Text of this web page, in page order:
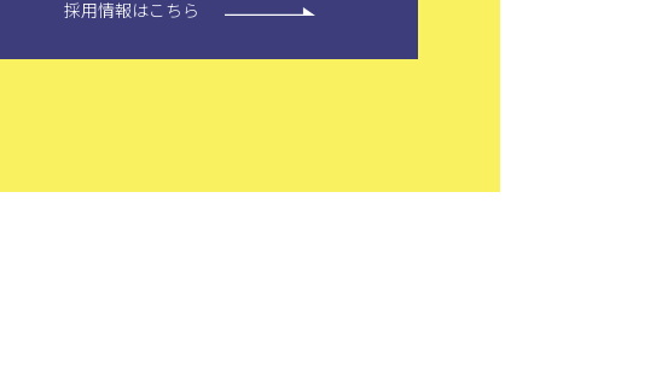
採用情報はこちら